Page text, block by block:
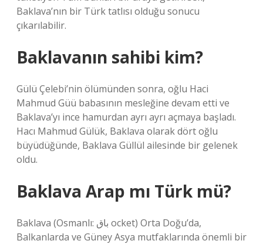
Baklava’nın bir Türk tatlısı olduğu sonucu
çıkarılabilir.
Baklavanın sahibi kim?
Gülü Çelebi’nin ölümünden sonra, oğlu Haci
Mahmud Güü babasının mesleğine devam etti ve
Baklava’yı ince hamurdan ayrı ayrı açmaya başladı.
Hacı Mahmud Gülük, Baklava olarak dört oğlu
büyüdüğünde, Baklava Güllül ailesinde bir gelenek
oldu.
Baklava Arap mı Türk mü?
Baklava (Osmanlı: باق ocket) Orta Doğu’da,
Balkanlarda ve Güney Asya mutfaklarında önemli bir